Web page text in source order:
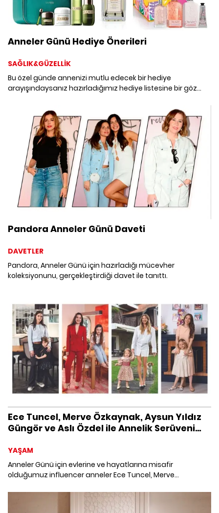
Anneler Günü Hediye Önerileri
SAĞLIK&GÜZELLİK
Bu özel günde annenizi mutlu edecek bir hediye
arayışındaysanız hazırladığımız hediye listesine bir göz
Pandora Anneler Günü Daveti
DAVETLER
Pandora, Anneler Günü için hazırladığı mücevher
koleksiyonunu, gerçekleştirdiği davet ile tanıttı.
Ece Tuncel, Merve Özkaynak, Aysun Yıldız
Güngör ve Aslı Özdel ile Annelik Serüveni
YAŞAM
Anneler Günü için evlerine ve hayatlarına misafir
olduğumuz influencer anneler Ece Tuncel, Merve
öğrendikleri, öğrenirken eğlendikleri annelik serüvenlerine